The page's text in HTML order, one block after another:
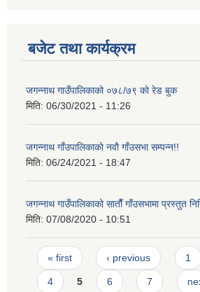
बजेट तथा कार्यक्रम
जगन्नाथ गाउँपालिकाको ०७८/७९ काे रेड बुक
मिति: 06/30/2021 - 11:26
जगन्नाथ गाँउपालिकाकाे नवाै गाँउसभा सम्पन्न!!
मिति: 06/24/2021 - 18:47
जगन्नाथ गाउँपालिकाको साताैँ गाँउसभामा प्रस्तुत
मिति: 07/08/2020 - 10:51
Pages
« first ‹ previous 1
4 5 6 7